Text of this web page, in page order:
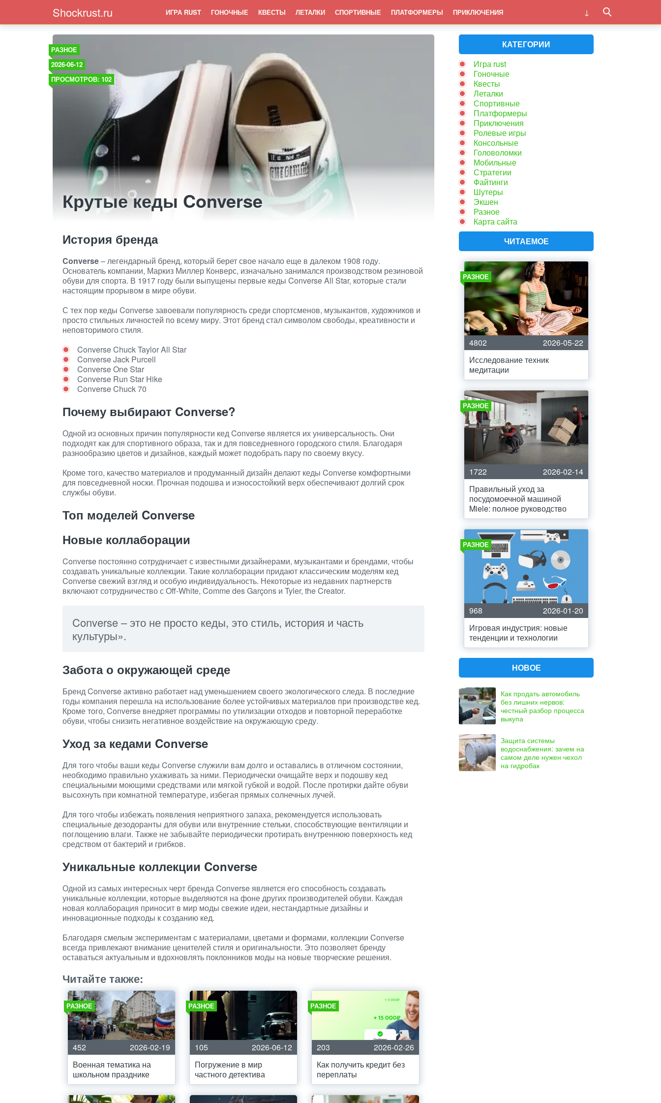
Shockrust.ru ИГРА RUST ГОНОЧНЫЕ КВЕСТЫ ЛЕТАЛКИ СПОРТИВНЫЕ ПЛАТФОРМЕРЫ ПРИКЛЮЧЕНИЯ
РАЗНОЕ
2026-06-12
ПРОСМОТРОВ: 102
Крутые кеды Converse
История бренда
Converse– легендарный бренд, который берет свое начало еще в далеком 1908 году.
Основатель компании, Маркиз Миллер Конверс, изначально занимался производством резиновой
обуви для спорта. В 1917 году были выпущены первые кеды Converse All Star, которые стали
настоящим прорывом в мире обуви.
С тех пор кеды Converse завоевали популярность среди спортсменов, музыкантов, художников и
просто стильных личностей по всему миру. Этот бренд стал символом свободы, креативности и
неповторимого стиля.
Converse Chuck Taylor All Star
Converse Jack Purcell
Converse One Star
Converse Run Star Hike
Converse Chuck 70
Почему выбирают Converse?
Одной из основных причин популярности кед Converse является их универсальность. Они
подходят как для спортивного образа, так и для повседневного городского стиля. Благодаря
разнообразию цветов и дизайнов, каждый может подобрать пару по своему вкусу.
Кроме того, качество материалов и продуманный дизайн делают кеды Converse комфортными
для повседневной носки. Прочная подошва и износостойкий верх обеспечивают долгий срок
службы обуви.
Топ моделей Converse
Новые коллаборации
Converse постоянно сотрудничает с известными дизайнерами, музыкантами и брендами, чтобы
создавать уникальные коллекции. Такие коллаборации придают классическим моделям кед
Converse свежий взгляд и особую индивидуальность. Некоторые из недавних партнерств
включают сотрудничество с Off-White, Comme des Garçons и Tyler, the Creator.
Converse – это не просто кеды, это стиль, история и часть
культуры».
Забота о окружающей среде
Бренд Converse активно работает над уменьшением своего экологического следа. В последние
годы компания перешла на использование более устойчивых материалов при производстве кед.
Кроме того, Converse внедряет программы по утилизации отходов и повторной переработке
обуви, чтобы снизить негативное воздействие на окружающую среду.
Уход за кедами Converse
Для того чтобы ваши кеды Converse служили вам долго и оставались в отличном состоянии,
необходимо правильно ухаживать за ними. Периодически очищайте верх и подошву кед
специальными моющими средствами или мягкой губкой и водой. После протирки дайте обуви
высохнуть при комнатной температуре, избегая прямых солнечных лучей.
Для того чтобы избежать появления неприятного запаха, рекомендуется использовать
специальные дезодоранты для обуви или внутренние стельки, способствующие вентиляции и
поглощению влаги. Также не забывайте периодически протирать внутреннюю поверхность кед
средством от бактерий и грибков.
Уникальные коллекции Converse
Одной из самых интересных черт бренда Converse является его способность создавать
уникальные коллекции, которые выделяются на фоне других производителей обуви. Каждая
новая коллаборация приносит в мир моды свежие идеи, нестандартные дизайны и
инновационные подходы к созданию кед.
Благодаря смелым экспериментам с материалами, цветами и формами, коллекции Converse
всегда привлекают внимание ценителей стиля и оригинальности. Это позволяет бренду
оставаться актуальным и вдохновлять поклонников моды на новые творческие решения.
Читайте также:
РАЗНОЕ
452
2026-02-19
Военная тематика на
школьном празднике
РАЗНОЕ
105
2026-06-12
Погружение в мир
частного детектива
РАЗНОЕ
203
2026-02-26
Как получить кредит без
переплаты
КАТЕГОРИИ
Игра rust
Гоночные
Квесты
Леталки
Спортивные
Платформеры
Приключения
Ролевые игры
Консольные
Головоломки
Мобильные
Стратегии
Файтинги
Шутеры
Экшен
Разное
Карта сайта
ЧИТАЕМОЕ
РАЗНОЕ
4802
2026-05-22
Исследование техник
медитации
РАЗНОЕ
1722
2026-02-14
Правильный уход за
посудомоечной машиной
Miele: полное руководство
РАЗНОЕ
968
2026-01-20
Игровая индустрия: новые
тенденции и технологии
НОВОЕ
Как продать автомобиль
без лишних нервов:
честный разбор процесса
выкупа
Защита системы
водоснабжения: зачем на
самом деле нужен чехол
на гидробак